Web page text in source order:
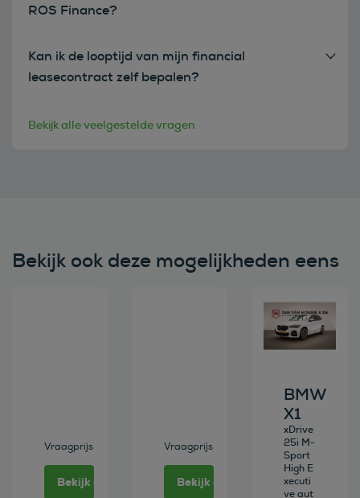
ROS Finance?
Kan ik de looptijd van mijn financial
leasecontract zelf bepalen?
Bekijk alle veelgestelde vragen
Bekijk ook deze mogelijkheden eens
Vraagprijs
Bekijk deze auto
Vraagprijs
Bekijk deze auto
Bekijk deze
BMW
X1
xDrive
25i M-
Sport
High E
xecuti
ve aut